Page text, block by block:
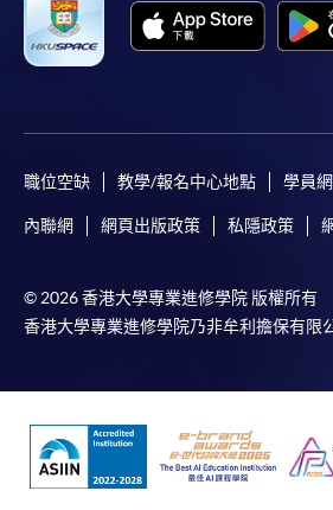
職位空缺 教學/報名中心地點 學員
內聯網 網頁出版政策 私隱政策
© 2026 香港大學專業進修學院 版權所有
香港大學專業進修學院乃非牟利擔保有限